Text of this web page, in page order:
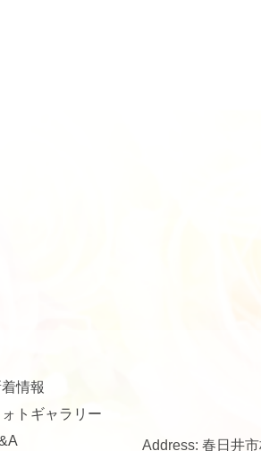
情報
トギャラリー
Address: 春日井